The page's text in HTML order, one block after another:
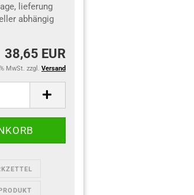
lieferung
abhängig
38,65 EUR
MwSt. zzgl. Versand